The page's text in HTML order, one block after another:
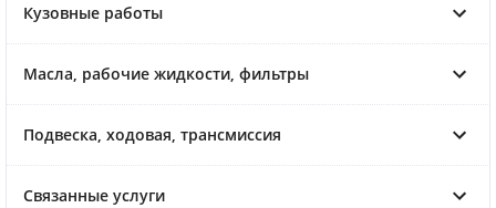
Кузовные работы
Масла, рабочие жидкости, фильтры
Подвеска, ходовая, трансмиссия
Связанные услуги